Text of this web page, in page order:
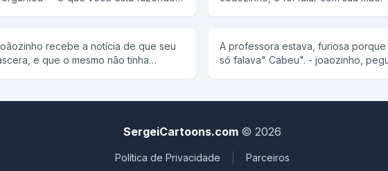
recebe a notícia de que seu
e que o mesmo não tinha
sabiam da fama de Joãozinho
que ele ficasse calado haja o que
logo viu seu priminho, porêm ficou
A professora estava, furiosa
só falava" Cabeu". - joaozinho,
qui, professora. Só nao escrevi
SergeiCartoons.com © 2026
Política de Privacidade Parceiros